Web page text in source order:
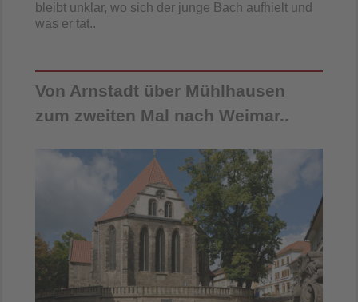
bleibt unklar, wo sich der junge Bach aufhielt und
was er tat..
Von Arnstadt über Mühlhausen
zum zweiten Mal nach Weimar ..